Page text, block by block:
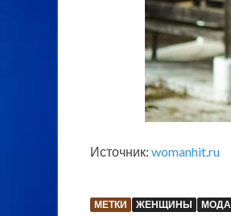
Источник: womanhit.ru
МЕТКИ ЖЕНЩИНЫ МОДА